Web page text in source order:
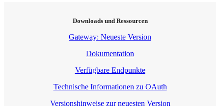
Downloads und Ressourcen
Gateway: Neueste Version
Dokumentation
Verfügbare Endpunkte
Technische Informationen zu OAuth
Versionshinweise zur neuesten Version